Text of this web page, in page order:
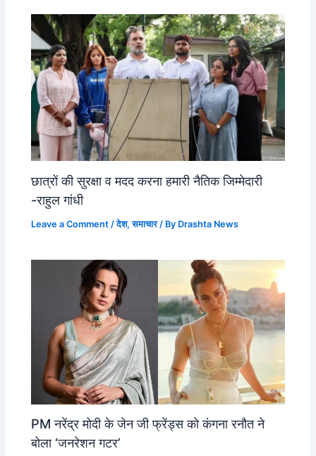
छात्रों की सुरक्षा व मदद करना हमारी नैतिक जिम्मेदारी
-राहुल गांधी
Leave a Comment /देश,समाचार/ By Drashta News
PM नरेंद्र मोदी के जेन जी फ्रेंड्स को कंगना रनौत ने
बोला ‘जनरेशन गटर’